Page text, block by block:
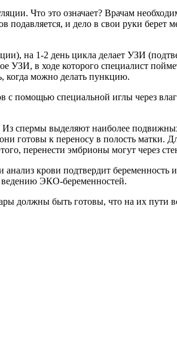
Что это означает? Врачам
и дело в свои руки берет
на 1-2 день цикла делает УЗИ
в ходе которого специалист
когда можно делать пункцию.
помощью специальной иглы через
спермы выделяют наиболее
готовы к переносу в полость матки.
перенести эмбрионы могут через
анализ крови подтвердит
ЭКО-беременностей.
должны быть готовы, что на их пути